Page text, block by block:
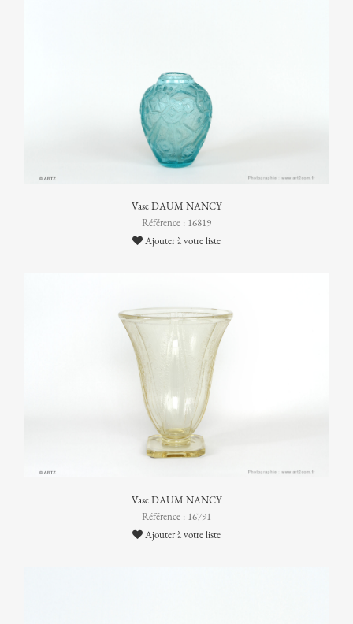
Vase DAUM NANCY
Référence : 16819
Ajouter à votre liste
Vase DAUM NANCY
Référence : 16791
Ajouter à votre liste